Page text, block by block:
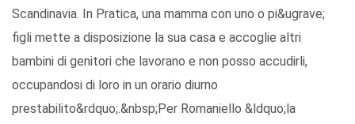
Scandinavia. In Pratica, una mamma con uno o pi&ugrave;
figli mette a disposizione la sua casa e accoglie altri
bambini di genitori che lavorano e non posso accudirli,
occupandosi di loro in un orario diurno
prestabilito&rdquo;.&nbsp;Per Romaniello &ldquo;la